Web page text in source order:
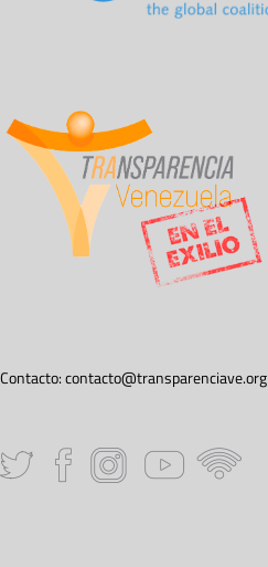
Contacto:contacto@transparenciave.org